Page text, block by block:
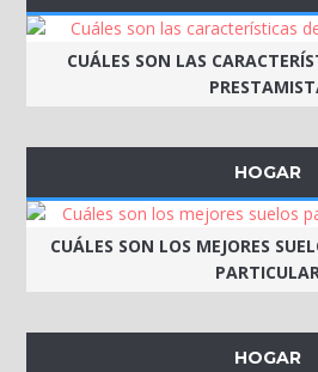
CUÁLES SON LAS
HOGAR
CUÁLES SON LOS MEJORES
HOGAR